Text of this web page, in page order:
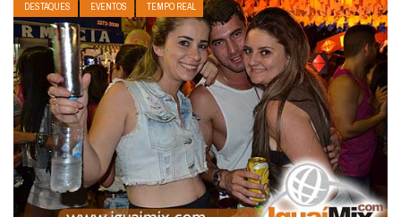
DESTAQUES EVENTOS TEMPO REAL